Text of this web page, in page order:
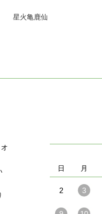
星火亀鹿仙
日 月
2 3